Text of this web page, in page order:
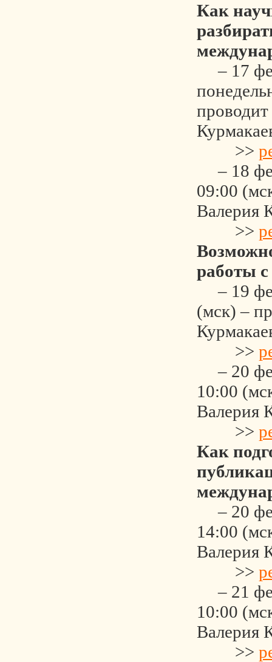
Как
– 17
>>
– 18
09:00
Валерия
>>
работы
– 19
(мск) –
>>
– 20
10:00
Валерия
>>
Как
– 20
14:00
Валерия
>>
– 21
10:00
Валерия
>>